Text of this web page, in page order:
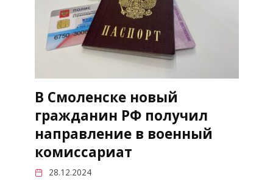
В Смоленске новый
гражданин РФ получил
направление в военный
комиссариат
28.12.2024